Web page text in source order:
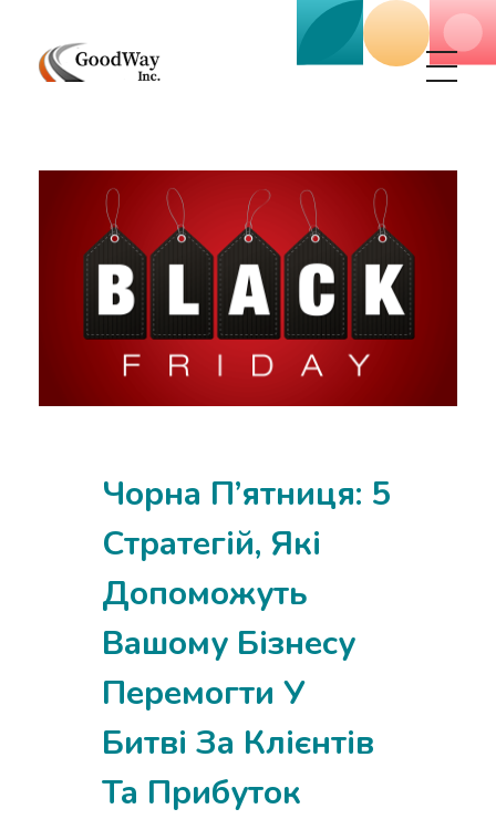
Чорна П’ятниця: 5
Стратегій, Які
Допоможуть
Вашому Бізнесу
Перемогти У
Битві За Клієнтів
Та Прибуток